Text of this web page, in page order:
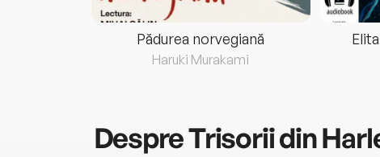
Pădurea norvegiană
Haruki Murakami
DespreTrisorii din